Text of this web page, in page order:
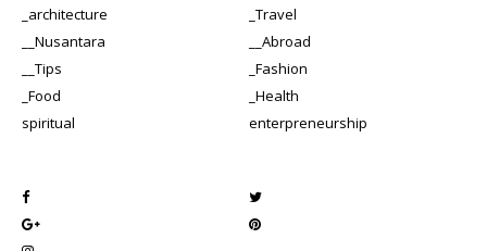
_architecture
_Travel
__Nusantara
__Abroad
__Tips
_Fashion
_Food
_Health
spiritual
enterpreneurship